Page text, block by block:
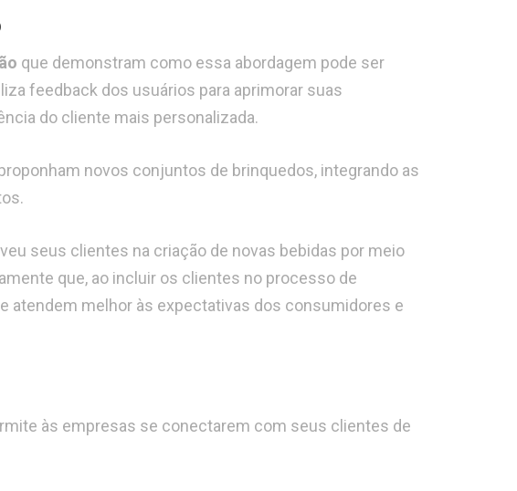
que demonstram como essa abordagem pode ser
feedback dos usuários para aprimorar suas
do cliente mais personalizada.
novos conjuntos de brinquedos, integrando as
seus clientes na criação de novas bebidas por meio
que, ao incluir os clientes no processo de
atendem melhor às expectativas dos consumidores e
às empresas se conectarem com seus clientes de